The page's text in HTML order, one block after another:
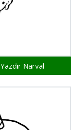
Yazdır Narval